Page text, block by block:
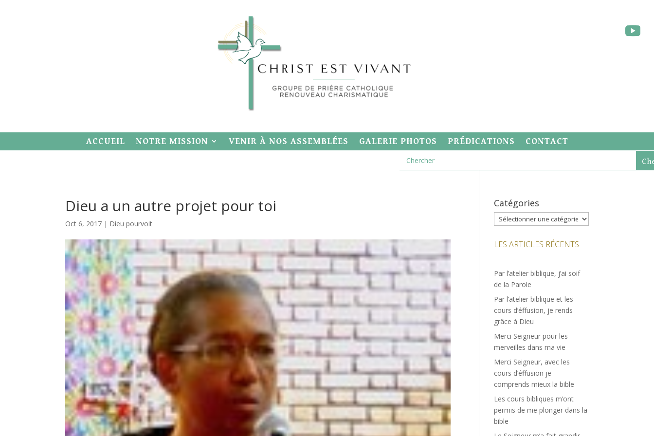
ACCUEIL NOTRE MISSION VENIR À NOS ASSEMBLÉES GALERIE PHOTOS PRÉDICATIONS CONTACT
Dieu a un autre projet pour toi
Oct 6, 2017 | Dieu pourvoit
Catégories
Catégories
LES ARTICLES RÉCENTS
Par l’atelier biblique, j’ai soif
de la Parole
Par l’atelier biblique et les
cours d’éffusion, je rends
grâce à Dieu
Merci Seigneur pour les
merveilles dans ma vie
Merci Seigneur, avec les
cours d’éffusion je
comprends mieux la bible
Les cours bibliques m’ont
permis de me plonger dans la
bible